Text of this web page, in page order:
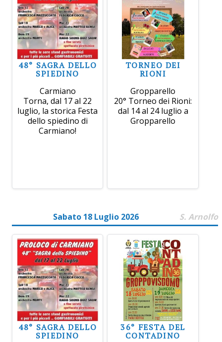
48° SAGRA DELLO
SPIEDINO
Carmiano
Torna, dal 17 al 22
luglio, la storica Festa
dello spiedino di
Carmiano!
TORNEO DEI
RIONI
Gropparello
20° Torneo dei Rioni:
dal 14 al 24 luglio a
Gropparello
Sabato 18 Luglio 2026 S. Arnolfo
48° SAGRA DELLO
SPIEDINO
36° FESTA DEL
CONTADINO